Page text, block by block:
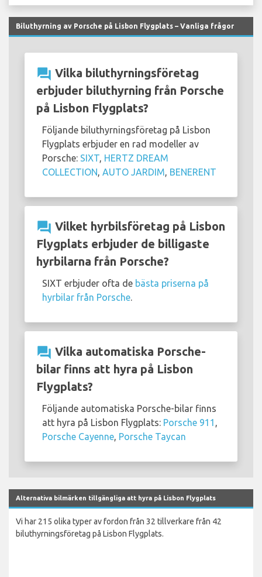
Biluthyrning av Porsche på Lisbon Flygplats – Vanliga frågor
question_answer Vilka biluthyrningsföretag
erbjuder biluthyrning från Porsche
på Lisbon Flygplats?
Följande biluthyrningsföretag på Lisbon
Flygplats erbjuder en rad modeller av
Porsche: SIXT, HERTZ DREAM
COLLECTION, AUTO JARDIM, BENERENT
question_answer Vilket hyrbilsföretag på Lisbon
Flygplats erbjuder de billigaste
hyrbilarna från Porsche?
SIXT erbjuder ofta de bästa priserna på
hyrbilar från Porsche.
question_answer Vilka automatiska Porsche-
bilar finns att hyra på Lisbon
Flygplats?
Följande automatiska Porsche-bilar finns
att hyra på Lisbon Flygplats: Porsche 911 ,
Porsche Cayenne, Porsche Taycan
Alternativa bilmärken tillgängliga att hyra på Lisbon Flygplats
Vi har 215 olika typer av fordon från 32 tillverkare från 42
biluthyrningsföretag på Lisbon Flygplats.